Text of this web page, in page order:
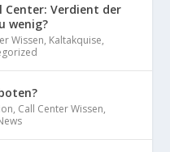
Center: Verdient der
wenig?
Wissen, Kaltakquise,
, Call Center Wissen,